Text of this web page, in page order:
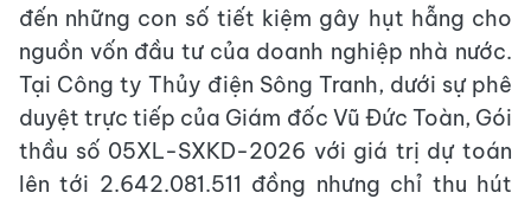
đến những con số tiết kiệm gây hụt hẫng cho
nguồn vốn đầu tư của doanh nghiệp nhà nước.
Tại Công ty Thủy điện Sông Tranh, dưới sự phê
duyệt trực tiếp của Giám đốc Vũ Đức Toàn, Gói
thầu số 05XL-SXKD-2026 với giá trị dự toán
lên tới 2.642.081.511 đồng nhưng chỉ thu hút